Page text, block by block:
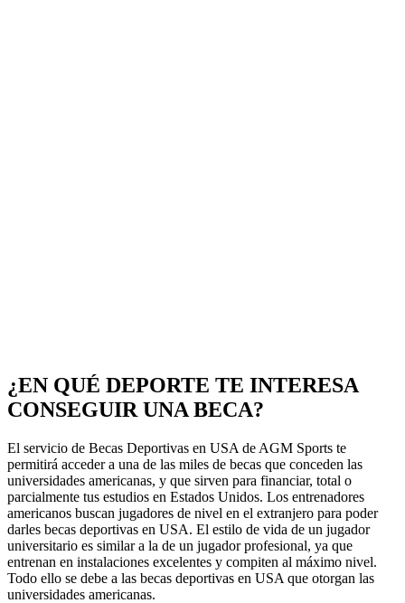
¿EN QUÉ DEPORTE TE INTERESA
CONSEGUIR UNA BECA?
El servicio de Becas Deportivas en USA de AGM Sports te
permitirá acceder a una de las miles de becas que conceden las
universidades americanas, y que sirven para financiar, total o
parcialmente tus estudios en Estados Unidos. Los entrenadores
americanos buscan jugadores de nivel en el extranjero para poder
darles becas deportivas en USA. El estilo de vida de un jugador
universitario es similar a la de un jugador profesional, ya que
entrenan en instalaciones excelentes y compiten al máximo nivel.
Todo ello se debe a las becas deportivas en USA que otorgan las
universidades americanas.